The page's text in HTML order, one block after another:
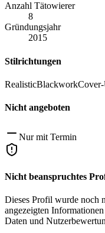
Anzahl Tätowierer
8
Gründungsjahr
2015
Stilrichtungen
RealisticBlackwork
Nicht angeboten
Nur mit Termin
Nicht beanspruchtes
Dieses Profil wurde noch
angezeigten
Daten und